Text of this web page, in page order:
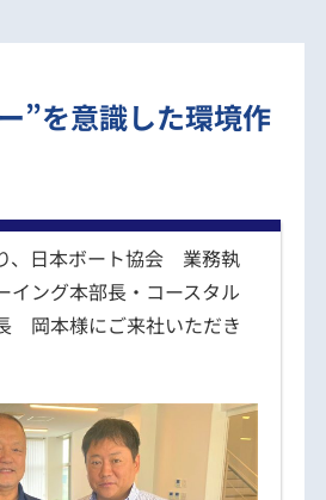
意識した環境作り
”を意識した環境作
、日本ボート協会 業務執
ング本部長・コースタル
岡本様にご来社いただき